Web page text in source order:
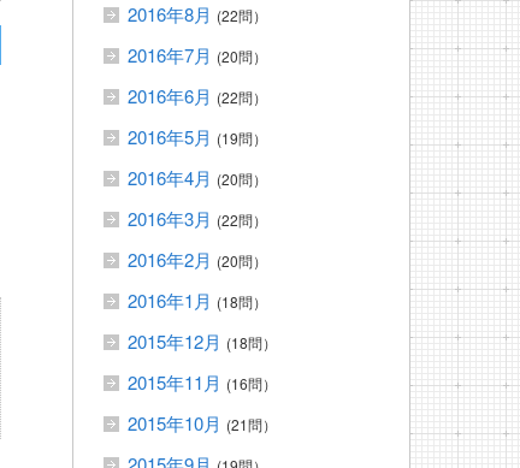
2016年8月 (22問）
2016年7月 (20問）
2016年6月 (22問）
2016年5月 (19問）
2016年4月 (20問）
2016年3月 (22問）
2016年2月 (20問）
2016年1月 (18問）
2015年12月 (18問）
2015年11月 (16問）
2015年10月 (21問）